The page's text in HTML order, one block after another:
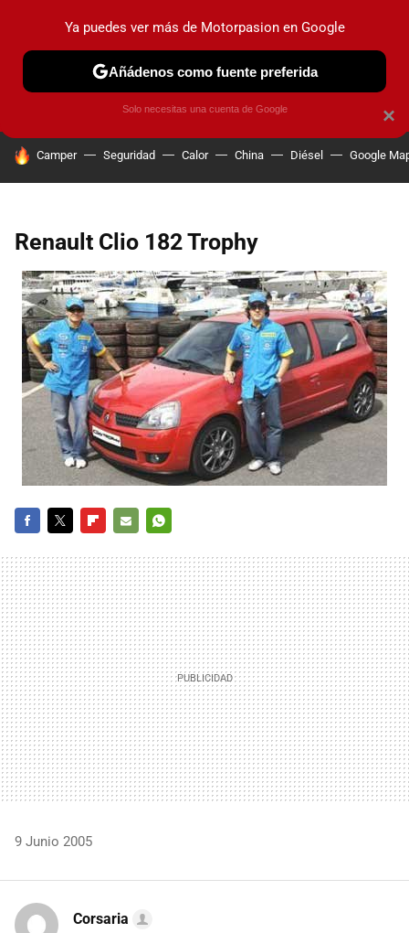
PRUEBAS COCHES ELÉCTRICOS OBSERVATORIO
HOY SE HABLA DE
Camper Seguridad Calor China Diésel Google
Renault Clio 182 Trophy
MAIL
9 Junio 2005
Corsaria
×
Ya puedes ver más de Motorpasion en Google
Añádenos como fuente preferida
Solo necesitas una cuenta de Google